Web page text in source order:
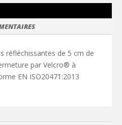
réfléchissantes de 5 cm de
par Velcro® à
EN ISO20471:2013